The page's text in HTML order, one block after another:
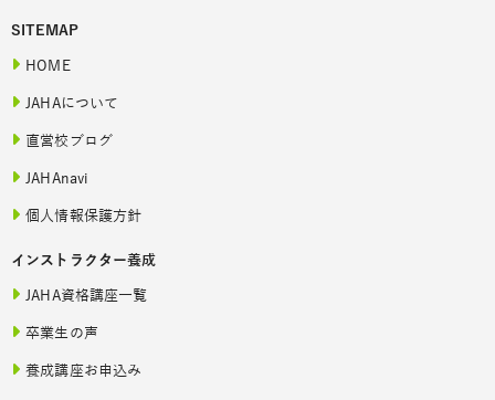
SITEMAP
HOME
JAHAについて
直営校ブログ
JAHAnavi
個人情報保護方針
インストラクター養成
JAHA資格講座一覧
卒業生の声
養成講座お申込み